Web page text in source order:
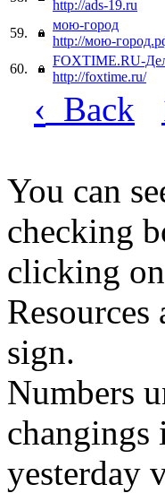
http://ads-19.ru
59.
мою-город
http://мою-
60.
FOXTIME.RU-
http://foxtime.ru/
‹ Back
You can
checking
clicking on
sign.
Numbers
changings
yesterday